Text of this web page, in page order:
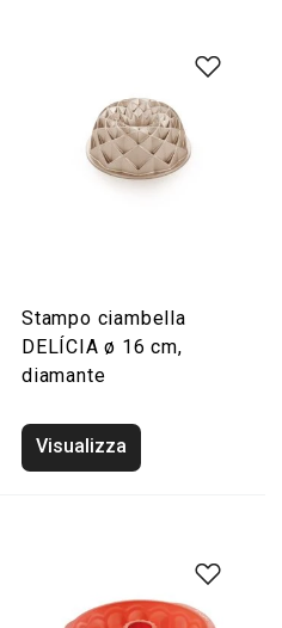
Stampo ciambella
DELÍCIA ø 16 cm,
diamante
Visualizza